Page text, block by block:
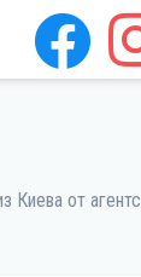
от